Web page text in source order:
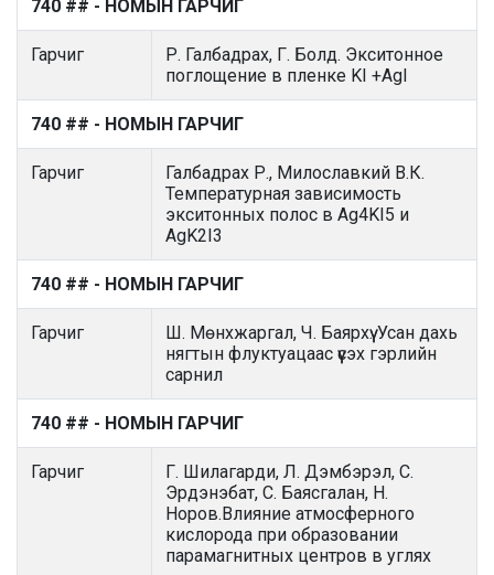
740 ## - НОМЫН ГАРЧИГ
Гарчиг
Р. Галбадрах, Г. Болд. Экситонное
поглощение в пленке KI +AgI
740 ## - НОМЫН ГАРЧИГ
Гарчиг
Галбадрах Р., Милославкий В.К.
Температурная зависимость
экситонных полос в Ag4KI5 и
AgK2I3
740 ## - НОМЫН ГАРЧИГ
Гарчиг
Ш. Мөнхжаргал, Ч. Баярхүү. Усан дахь
нягтын флуктуацаас үүсэх гэрлийн
сарнил
740 ## - НОМЫН ГАРЧИГ
Гарчиг
Г. Шилагарди, Л. Дэмбэрэл, С.
Эрдэнэбат, С. Баясгалан, Н.
Норов.Влияние атмосферного
кислорода при образовании
парамагнитных центров в углях